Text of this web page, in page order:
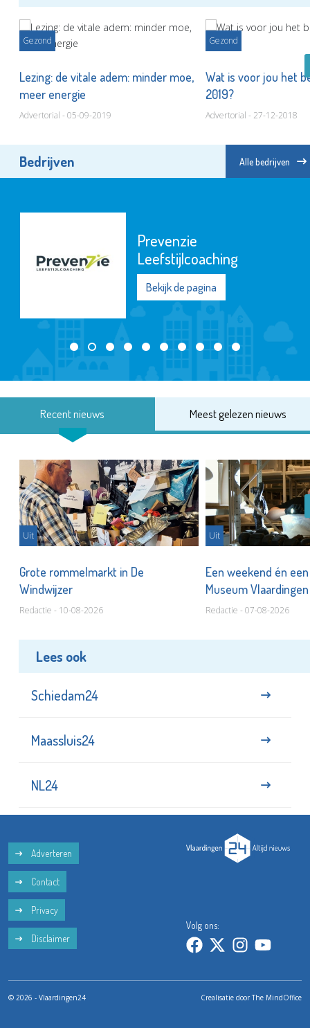
Gezond
Lezing: de vitale adem: minder moe,
meer energie
Advertorial - 05-09-2019
Gezond
Wat is voor jou het
2019?
Advertorial - 27-12-2018
Bedrijven Alle bedrijven
Prevenzie
Leefstijlcoaching
Bekijk de pagina
Recent nieuws Meest gelezen nieuws
Uit
Grote rommelmarkt in De
Windwijzer
Redactie - 10-08-2026
Uit
Een weekend én
Museum
Redactie - 07-08-2026
Lees ook
Schiedam24
Maassluis24
NL24
Adverteren
Contact
Privacy
Disclaimer
Volg ons:
© 2026 - Vlaardingen24 Crealisatie doorThe MindOffice